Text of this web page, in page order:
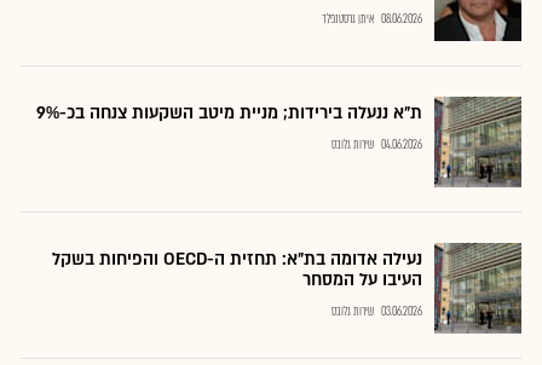
08.06.2026 איתן גרסטנפלד
ת"א ננעלה בירידות; מניית מיטב השקעות צנחה בכ-9%
04.06.2026 שירות גלובס
נעילה אדומה בת"א: תחזית ה-OECD והפיחות בשקל
העיבו על המסחר
03.06.2026 שירות גלובס